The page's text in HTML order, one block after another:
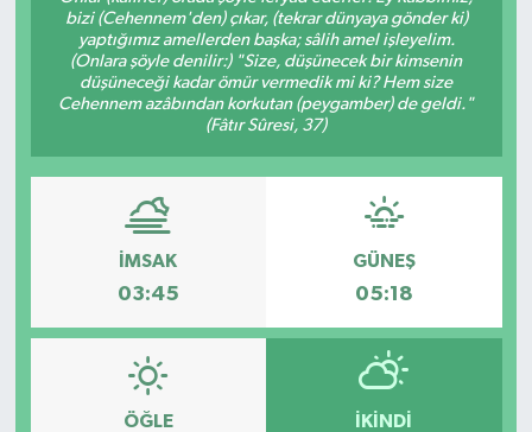
bizi (Cehennem'den) çıkar, (tekrar dünyaya gönder ki)
yaptığımız amellerden başka; sâlih amel işleyelim.
(Onlara şöyle denilir:) "Size, düşünecek bir kimsenin
düşüneceği kadar ömür vermedik mi ki? Hem size
Cehennem azâbından korkutan (peygamber) de geldi."
(Fâtır Sûresi, 37)
İMSAK
03:45
GÜNEŞ
05:18
ÖĞLE İKINDI
Gayrimenkul
Spor
Eğitim